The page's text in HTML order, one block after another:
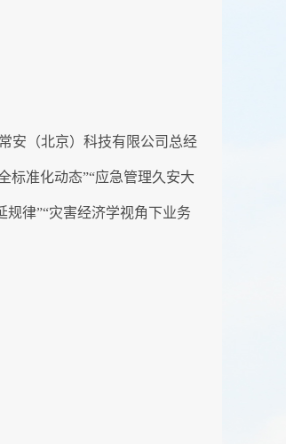
安（北京）科技有限公司总经
标准化动态”“应急管理久安大
规律”“灾害经济学视角下业务